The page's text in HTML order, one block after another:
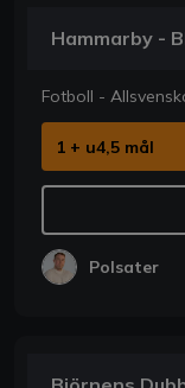
Hammarby -
Fotboll -
1 + u4,5 mål
Polsater